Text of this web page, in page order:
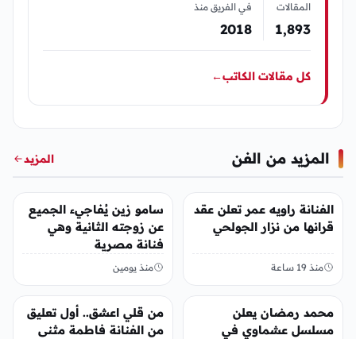
المقالات
1٬893
في الفريق منذ
2018
كل مقالات الكاتب←
المزيد من الفن المزيد
الفن
الفنانة راويه عمر تعلن عقد
قرانها من نزار الجولحي
منذ 19 ساعة
الفن
سامو زين يُفاجيء الجميع
عن زوجته الثانية وهي
فنانة مصرية
منذ يومين
محمد رمضان يعلن
مسلسل عشماوي في
من قلي اعشق.. أول تعليق
من الفنانة فاطمة مثنى